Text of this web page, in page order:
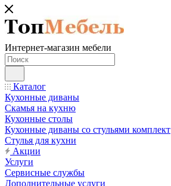
Интернет-магазин мебели
Каталог
Кухонные диваны
Скамья на кухню
Кухонные столы
Кухонные диваны со стульями комплект
Стулья для кухни
Акции
Услуги
Сервисные службы
Дополнительные услуги